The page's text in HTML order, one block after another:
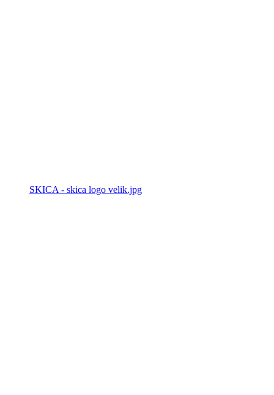
SKICA - skica logo velik.jpg